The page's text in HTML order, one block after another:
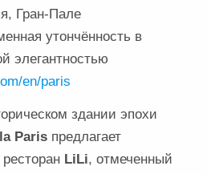
Гран-Пале
утончённость в
элегантностью
en/paris
здании эпохи
Paris предлагает
LiLi, отмеченный